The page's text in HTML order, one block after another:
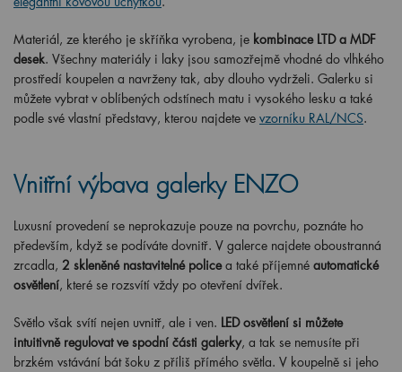
Materiál, ze kterého je skříňka vyrobena, je kombinace LTD a MDF
desek. Všechny materiály i laky jsou samozřejmě vhodné do vlhkého
prostředí koupelen a navrženy tak, aby dlouho vydrželi. Galerku si
můžete vybrat v oblíbených odstínech matu i vysokého lesku a také
podle své vlastní představy, kterou najdete ve vzorníku RAL/NCS.
Vnitřní výbava galerky ENZO
Luxusní provedení se neprokazuje pouze na povrchu, poznáte ho
především, když se podíváte dovnitř. V galerce najdete oboustranná
zrcadla, 2 skleněné nastavitelné policea také příjemné automatické
osvětlení, které se rozsvítí vždy po otevření dvířek.
Světlo však svítí nejen uvnitř, ale i ven. LED osvětlení si můžete
intuitivně regulovat ve spodní části galerky, a tak se nemusíte při
brzkém vstávání bát šoku z příliš přímého světla. V koupelně si jeho